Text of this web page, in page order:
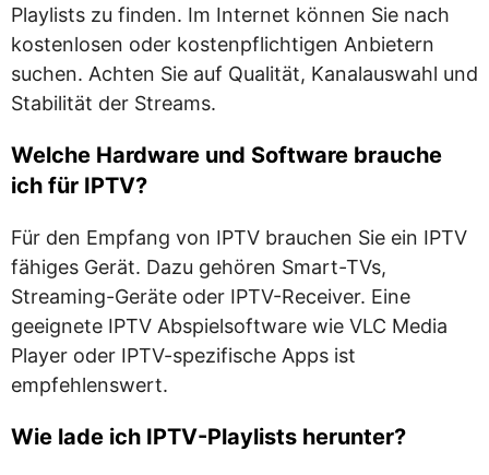
Playlists zu finden. Im Internet können Sie nach
kostenlosen oder kostenpflichtigen Anbietern
suchen. Achten Sie auf Qualität, Kanalauswahl und
Stabilität der Streams.
Welche Hardware und Software brauche
ich für IPTV?
Für den Empfang von IPTV brauchen Sie ein IPTV
fähiges Gerät. Dazu gehören Smart-TVs,
Streaming-Geräte oder IPTV-Receiver. Eine
geeignete IPTV Abspielsoftware wie VLC Media
Player oder IPTV-spezifische Apps ist
empfehlenswert.
Wie lade ich IPTV-Playlists herunter?